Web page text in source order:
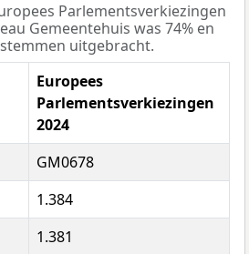
Parlementsverkiezingen
Gemeentehuis was 74% en
uitgebracht.
Europees
Parlementsverkiezingen
2024
GM0678
1.384
1.381